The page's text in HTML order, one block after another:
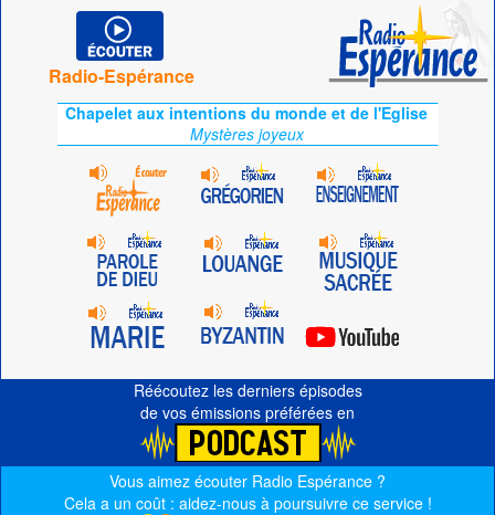
Radio-Espérance
Chapelet aux intentions du monde et de l'Eglise
Mystères joyeux
Réécoutez les derniers épisodes
de vos émissions préférées en
Vous aimez écouter Radio Espérance ?
Cela a un coût : aidez-nous à poursuivre ce service !